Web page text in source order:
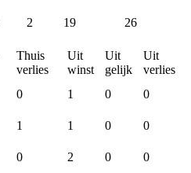
2 19 26
Thuis
verlies
Uit
winst
Uit
gelijk
Uit
verlies
0 1 0
0
1 1 0
0
0 2 0
0